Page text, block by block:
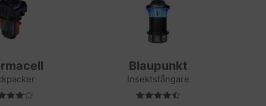
Blaupunkt
Insektsfångare